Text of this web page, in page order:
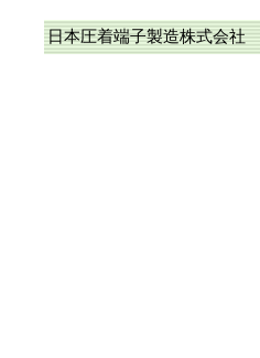
日本圧着端子製造株式会社